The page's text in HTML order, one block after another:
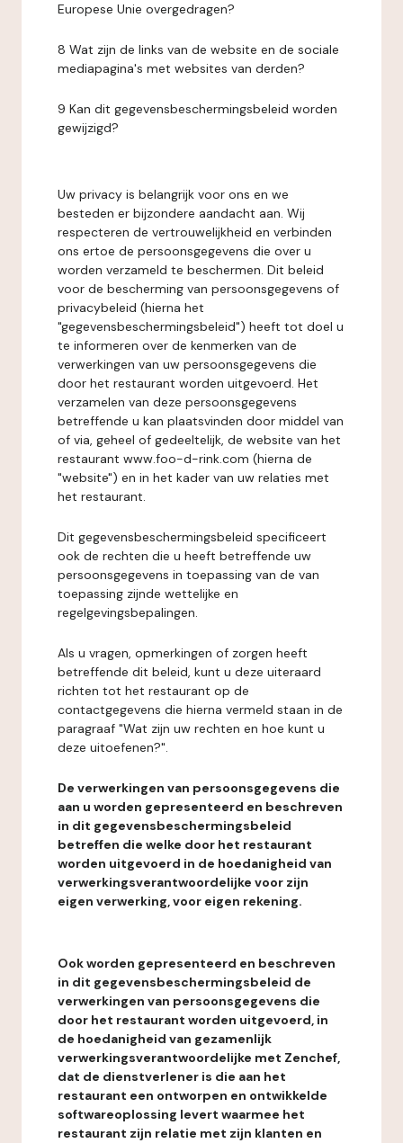
Europese Unie overgedragen?
8 Wat zijn de links van de website en de sociale
mediapagina's met websites van derden?
9 Kan dit gegevensbeschermingsbeleid worden
gewijzigd?
Uw privacy is belangrijk voor ons en we
besteden er bijzondere aandacht aan. Wij
respecteren de vertrouwelijkheid en verbinden
ons ertoe de persoonsgegevens die over u
worden verzameld te beschermen. Dit beleid
voor de bescherming van persoonsgegevens of
privacybeleid (hierna het
"gegevensbeschermingsbeleid") heeft tot doel u
te informeren over de kenmerken van de
verwerkingen van uw persoonsgegevens die
door het restaurant worden uitgevoerd. Het
verzamelen van deze persoonsgegevens
betreffende u kan plaatsvinden door middel van
of via, geheel of gedeeltelijk, de website van het
restaurant www.foo-d-rink.com (hierna de
"website") en in het kader van uw relaties met
het restaurant.
Dit gegevensbeschermingsbeleid specificeert
ook de rechten die u heeft betreffende uw
persoonsgegevens in toepassing van de van
toepassing zijnde wettelijke en
regelgevingsbepalingen.
Als u vragen, opmerkingen of zorgen heeft
betreffende dit beleid, kunt u deze uiteraard
richten tot het restaurant op de
contactgegevens die hierna vermeld staan in de
paragraaf "Wat zijn uw rechten en hoe kunt u
deze uitoefenen?".
De verwerkingen van persoonsgegevens die
aan u worden gepresenteerd en beschreven
in dit gegevensbeschermingsbeleid
betreffen die welke door het restaurant
worden uitgevoerd in de hoedanigheid van
verwerkingsverantwoordelijke voor zijn
eigen verwerking, voor eigen rekening.
Ook worden gepresenteerd en beschreven
in dit gegevensbeschermingsbeleid de
verwerkingen van persoonsgegevens die
door het restaurant worden uitgevoerd, in
de hoedanigheid van gezamenlijk
verwerkingsverantwoordelijke met Zenchef,
dat de dienstverlener is die aan het
restaurant een ontworpen en ontwikkelde
softwareoplossing levert waarmee het
restaurant zijn relatie met zijn klanten en